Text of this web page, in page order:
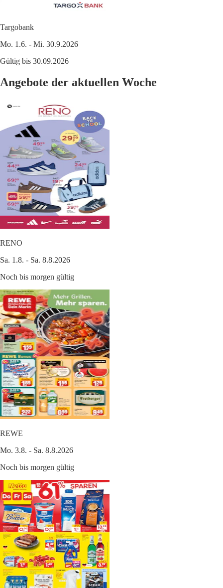
Targobank
Mo. 1.6. - Mi. 30.9.2026
Gültig bis 30.09.2026
Angebote der aktuellen Woche
RENO
Sa. 1.8. - Sa. 8.8.2026
Noch bis morgen gültig
REWE
Mo. 3.8. - Sa. 8.8.2026
Noch bis morgen gültig